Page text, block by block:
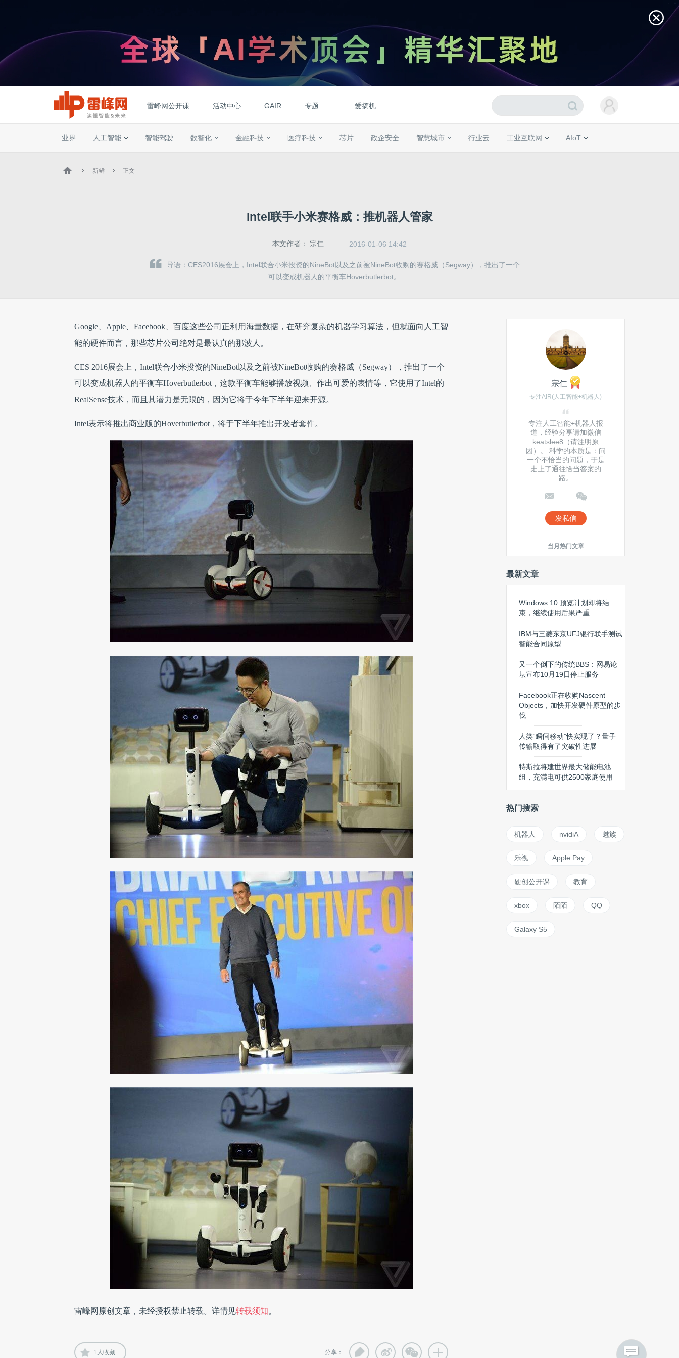
雷峰网公开课 活动中心 GAIR 专题 爱搞机
业界 人工智能 智能驾驶 数智化 金融科技 医疗科技 芯片 政企安全 智慧城市 行业云 工业互联网 AIoT
新鲜 正文
Intel联手小米赛格威：推机器人管家
本文作者： 宗仁 2016-01-06 14:42
导语：CES2016展会上，Intel联合小米投资的NineBot以及之前被NineBot收购的赛格威（Segway），推出了一个
可以变成机器人的平衡车Hoverbutlerbot。
Google、Apple、Facebook、百度这些公司正利用海量数据，在研究复杂的机器学习算法，但就面向人工智
能的硬件而言，那些芯片公司绝对是最认真的那波人。
CES 2016展会上，Intel联合小米投资的NineBot以及之前被NineBot收购的赛格威（Segway），推出了一个
可以变成机器人的平衡车Hoverbutlerbot，这款平衡车能够播放视频、作出可爱的表情等，它使用了Intel的
RealSense技术，而且其潜力是无限的，因为它将于今年下半年迎来开源。
Intel表示将推出商业版的Hoverbutlerbot，将于下半年推出开发者套件。
雷峰网原创文章，未经授权禁止转载。详情见转载须知。
1 人收藏 分享：
宗仁
专注AIR(人工智能+机器人)
专注人工智能+机器人报
道，经验分享请加微信
keatslee8（请注明原
因）。 科学的本质是：问
一个不恰当的问题，于是
走上了通往恰当答案的
路。
发私信
当月热门文章
最新文章
Windows 10 预览计划即将结
束，继续使用后果严重
IBM与三菱东京UFJ银行联手测试
智能合同原型
又一个倒下的传统BBS：网易论
坛宣布10月19日停止服务
Facebook正在收购Nascent
Objects，加快开发硬件原型的步
伐
人类“瞬间移动”快实现了？量子
传输取得有了突破性进展
特斯拉将建世界最大储能电池
组，充满电可供2500家庭使用
热门搜索
机器人 nvidiA 魅族
乐视 Apple Pay
硬创公开课 教育
xbox 陌陌 QQ
Galaxy S5